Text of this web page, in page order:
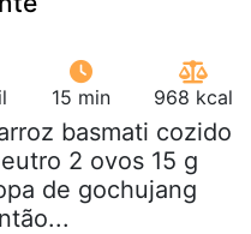
15 min 968 kcal
basmati cozido
2 ovos 15 g
de gochujang